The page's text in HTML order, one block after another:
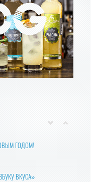
ГОДОМ!
ВКУСА»